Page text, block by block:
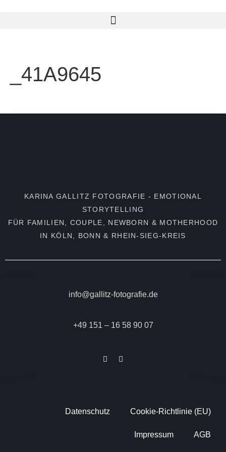
_41A9645
KARINA GALLITZ FOTOGRAFIE - EMOTIONAL
STORYTELLING
FÜR FAMILIEN, COUPLE, NEWBORN & MOTHERHOOD
IN KÖLN, BONN & RHEIN-SIEG-KREIS
info@gallitz-fotografie.de
+49 151 – 16 58 90 07
Datenschutz Cookie-Richtlinie (EU)
Impressum AGB